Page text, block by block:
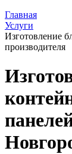
Главная
Услуги
Изготовление
производителя